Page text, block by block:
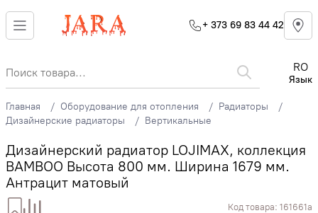
+ 373 69 83 44 42
RO
Язык
Главная Оборудование для отопления
Радиаторы
Дизайнерские радиаторы
Вертикальные
Дизайнерский радиатор LOJIMAX, коллекция
BAMBOO Высота 800 мм. Ширина 1679 мм.
Антрацит матовый
Код товара: 161661a